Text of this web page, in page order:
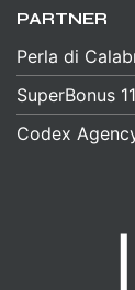
PARTNER
Perla di
SuperBonus
Codex